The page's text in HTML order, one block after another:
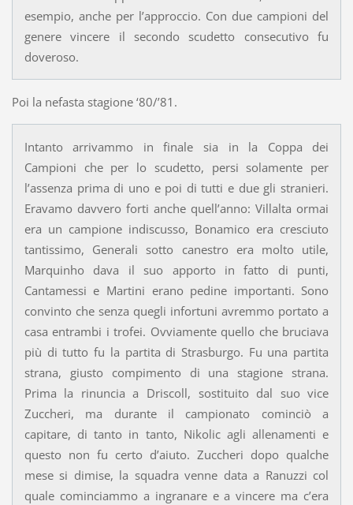
esempio, anche per l’approccio. Con due campioni del
genere vincere il secondo scudetto consecutivo fu
doveroso.
Poi la nefasta stagione ‘80/’81.
Intanto arrivammo in finale sia in la Coppa dei
Campioni che per lo scudetto, persi solamente per
l’assenza prima di uno e poi di tutti e due gli stranieri.
Eravamo davvero forti anche quell’anno: Villalta ormai
era un campione indiscusso, Bonamico era cresciuto
tantissimo, Generali sotto canestro era molto utile,
Marquinho dava il suo apporto in fatto di punti,
Cantamessi e Martini erano pedine importanti. Sono
convinto che senza quegli infortuni avremmo portato a
casa entrambi i trofei. Ovviamente quello che bruciava
più di tutto fu la partita di Strasburgo. Fu una partita
strana, giusto compimento di una stagione strana.
Prima la rinuncia a Driscoll, sostituito dal suo vice
Zuccheri, ma durante il campionato cominciò a
capitare, di tanto in tanto, Nikolic agli allenamenti e
questo non fu certo d’aiuto. Zuccheri dopo qualche
mese si dimise, la squadra venne data a Ranuzzi col
quale cominciammo a ingranare e a vincere ma c’era